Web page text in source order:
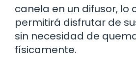
canela en un difusor, lo
permitirá disfrutar de
sin necesidad de
físicamente.